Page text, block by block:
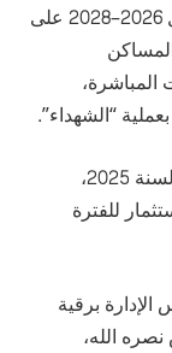
وبخصوص المرحلة المقبلة، تركز خطة العمل 2026–2028 على
المباشرة،
“الشهداء”.
وقد صادق المجلس على الحسابات السنوية لسنة 2025،
الاستثمار للفترة
برقية
الله،